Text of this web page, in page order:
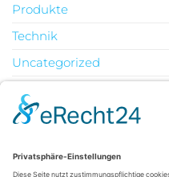
Produkte
Technik
Uncategorized
M
D